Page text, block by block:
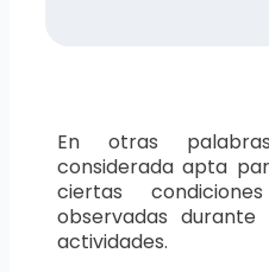
En otras
considerada apta
ciertas
observadas
actividades.